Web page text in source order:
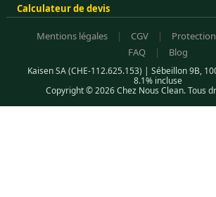
Calculateur de devis
Mentions légales | CGV |
FAQ
| Blog
Kaisen SA (CHE-112.625.153) | Sébeillon 9B,
8.1% incluse
Copyright © 2026 Chez Nous Clean. Tous